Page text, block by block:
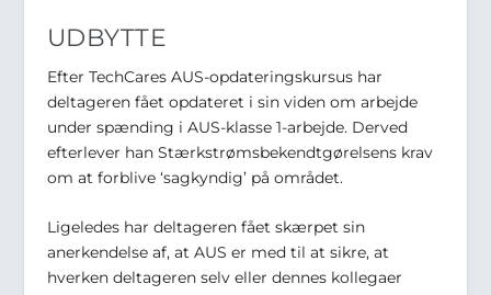
UDBYTTE
Efter TechCares AUS-opdateringskursus har
deltageren fået opdateret i sin viden om arbejde
under spænding i AUS-klasse 1-arbejde. Derved
efterlever han Stærkstrømsbekendtgørelsens krav
om at forblive ‘sagkyndig’ på området.
Ligeledes har deltageren fået skærpet sin
anerkendelse af, at AUS er med til at sikre, at
hverken deltageren selv eller dennes kollegaer